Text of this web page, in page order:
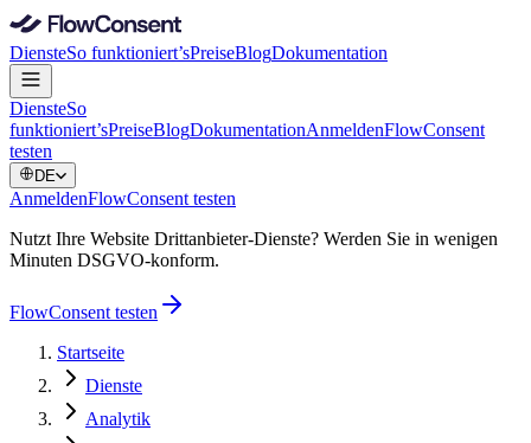
DiensteSo funktioniert’sPreiseBlogDokumentation
DiensteSo
funktioniert’sPreiseBlogDokumentationAnmeldenFlowConsent
testen
DE
AnmeldenFlowConsent testen
Nutzt Ihre Website Drittanbieter-Dienste? Werden Sie in wenigen
Minuten DSGVO-konform.
FlowConsent testen
Startseite
Dienste
Analytik